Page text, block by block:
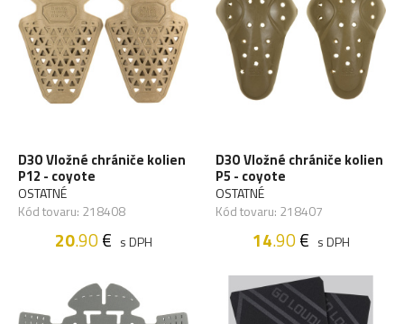
D3O Vložné chrániče kolien
P12 - coyote
OSTATNÉ
Kód tovaru: 218408
20.90€ s DPH
D3O Vložné chrániče kolien
P5 - coyote
OSTATNÉ
Kód tovaru: 218407
14.90€ s DPH